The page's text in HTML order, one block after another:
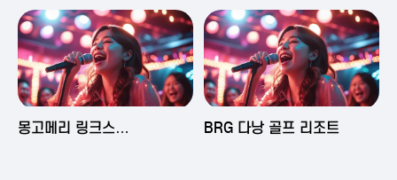
2025-06-03 14:50
몽고메리 링크스
2025-06-02 23:29
BRG 다낭 골프 리조트